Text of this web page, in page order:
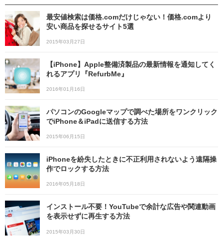
最安値検索は価格.comだけじゃない！価格.comより
安い商品を探せるサイト5選
2015年03月27日
【iPhone】Apple整備済製品の最新情報を通知してく
れるアプリ『RefurbMe』
2016年01月16日
パソコンのGoogleマップで調べた場所をワンクリック
でiPhone＆iPadに送信する方法
2015年06月15日
iPhoneを紛失したときに不正利用されないよう遠隔操
作でロックする方法
2016年05月18日
インストール不要！YouTubeで余計な広告や関連動画
を表示せずに再生する方法
2015年03月30日